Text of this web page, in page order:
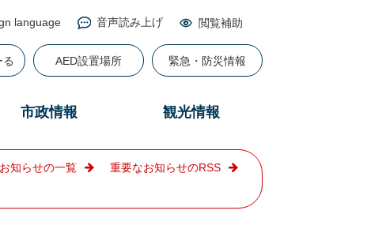
language 音声読み上げ 閲覧補助
AED設置場所 緊急・防災情報
市政情報 観光情報
知らせの一覧 重要なお知らせのRSS